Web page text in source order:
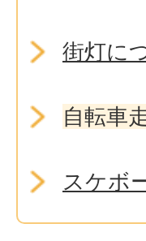
街灯に
自転車
スケボ